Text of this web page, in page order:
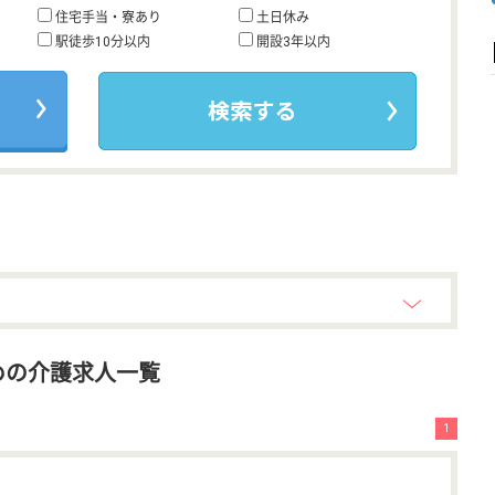
住宅手当・寮あり
土日休み
駅徒歩10分以内
開設3年以内
介護求人一覧
1